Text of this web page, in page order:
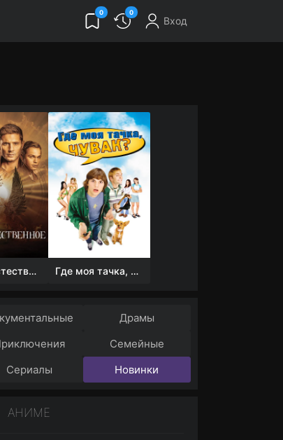
0 0
Вход
Сверхъестественное Где моя тачка, чувак?
Драмы
Семейные
Сериалы Новинки
АНИМЕ